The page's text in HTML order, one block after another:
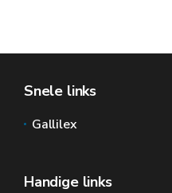
Snele links
Gallilex
Handige links